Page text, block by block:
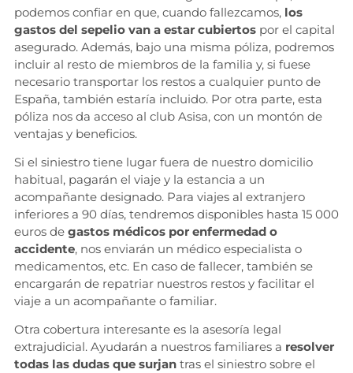
podemos confiar en que, cuando fallezcamos, los
gastos del sepelio van a estar cubiertospor el capital
asegurado. Además, bajo una misma póliza, podremos
incluir al resto de miembros de la familia y, si fuese
necesario transportar los restos a cualquier punto de
España, también estaría incluido. Por otra parte, esta
póliza nos da acceso al club Asisa, con un montón de
ventajas y beneficios.
Si el siniestro tiene lugar fuera de nuestro domicilio
habitual, pagarán el viaje y la estancia a un
acompañante designado. Para viajes al extranjero
inferiores a 90 días, tendremos disponibles hasta 15 000
euros degastos médicos por enfermedad o
accidente, nos enviarán un médico especialista o
medicamentos, etc. En caso de fallecer, también se
encargarán de repatriar nuestros restos y facilitar el
viaje a un acompañante o familiar.
Otra cobertura interesante es la asesoría legal
extrajudicial. Ayudarán a nuestros familiares a resolver
todas las dudas que surjantras el siniestro sobre el